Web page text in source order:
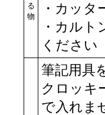
る
物
・カッタ
・カル
ください
筆記用具
クロッキ
で入れま